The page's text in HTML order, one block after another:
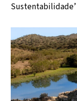
Sustentabilidade’